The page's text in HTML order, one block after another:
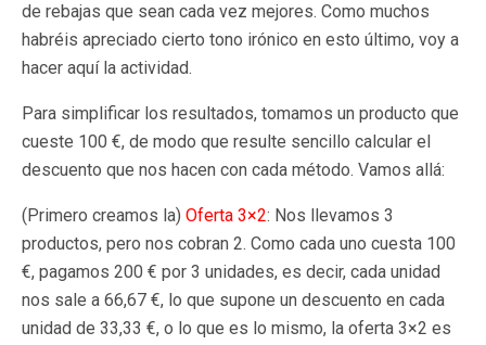
de rebajas que sean cada vez mejores. Como muchos
habréis apreciado cierto tono irónico en esto último, voy a
hacer aquí la actividad.
Para simplificar los resultados, tomamos un producto que
cueste 100 €, de modo que resulte sencillo calcular el
descuento que nos hacen con cada método. Vamos allá:
(Primero creamos la) Oferta 3×2: Nos llevamos 3
productos, pero nos cobran 2. Como cada uno cuesta 100
€, pagamos 200 € por 3 unidades, es decir, cada unidad
nos sale a 66,67 €, lo que supone un descuento en cada
unidad de 33,33 €, o lo que es lo mismo, la oferta 3×2 es